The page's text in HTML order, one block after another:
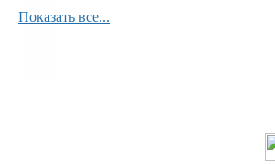
Показать все...